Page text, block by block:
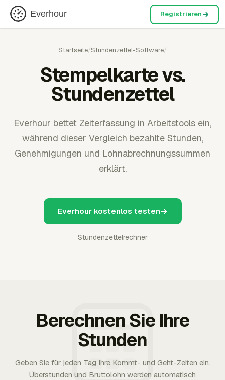
Everhour Registrieren
Startseite/Stundenzettel-Software/
Stempelkarte vs.
Stundenzettel
Everhour bettet Zeiterfassung in Arbeitstools ein,
während dieser Vergleich bezahlte Stunden,
Genehmigungen und Lohnabrechnungssummen
erklärt.
Everhour kostenlos testen
Stundenzettelrechner
Berechnen Sie Ihre
Stunden
Geben Sie für jeden Tag Ihre Kommt- und Geht-Zeiten ein.
Überstunden und Bruttolohn werden automatisch